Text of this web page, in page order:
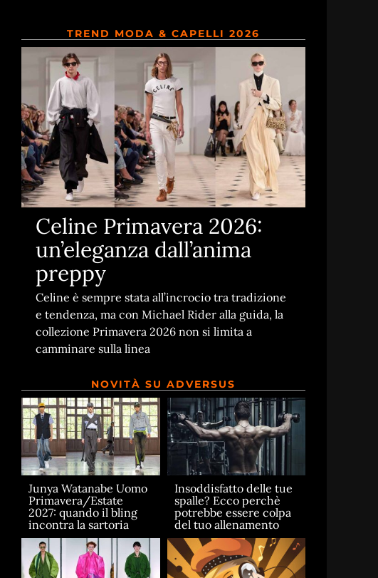
TREND MODA & CAPELLI 2026
Celine Primavera 2026:
un’eleganza dall’anima
preppy
Celine è sempre stata all’incrocio tra tradizione
e tendenza, ma con Michael Rider alla guida, la
collezione Primavera 2026 non si limita a
camminare sulla linea
NOVITÀ SU ADVERSUS
Junya Watanabe Uomo
Primavera/Estate
2027: quando il bling
incontra la sartoria
Insoddisfatto delle tue
spalle? Ecco perchè
potrebbe essere colpa
del tuo allenamento